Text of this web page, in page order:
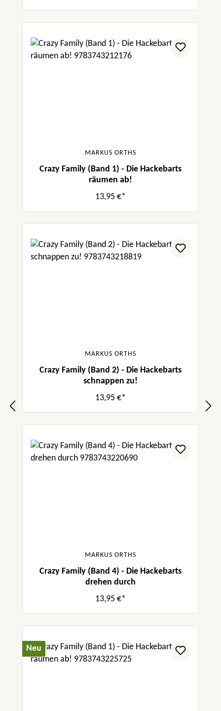
MARKUS ORTHS
Crazy Family (Band 1) - Die Hackebarts
räumen ab!
13,95 €*
MARKUS ORTHS
Crazy Family (Band 2) - Die Hackebarts
schnappen zu!
13,95 €*
MARKUS ORTHS
Crazy Family (Band 4) - Die Hackebarts
drehen durch
13,95 €*
Neu